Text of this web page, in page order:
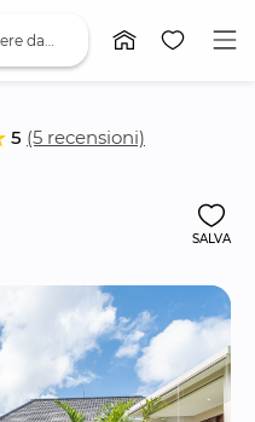
5 (5 recensioni)
SALVA